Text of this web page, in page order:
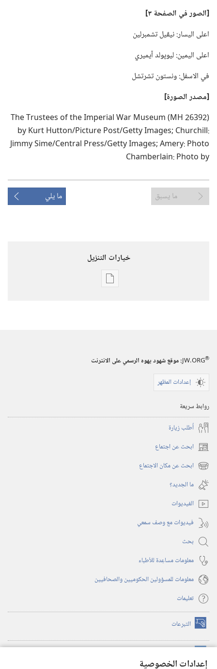
إعدادات الخصوصية
‏[الصور في الصفحة ٣]‏
اعلى اليسار:‏ نيڤيل تشمبرلين
اعلى اليمين:‏ ليوپولد آيميري
في الاسفل:‏ ونستون تشرتشل
‏[مصدر الصورة]‏
ما يسبق ما يلي
خيارات التنزيل
خيارات
الدراسية)‏
‎٢٠٠٤
JW.ORG®
:‏ موقع شهود يهوه الرسمي على الانترنت
إعدادات المظهر
روابط سريعة
أُطلب زيارة
ابحث عن اجتماع (يفتح
نافذة ابحث عن مكان الاجتماع (يفتح
نافذة
جديدة)
ما الجديد؟‏
الفيديوات
فيديوات مع وصف سمعي
بحث
معلومات مساعِدة للأطباء
معلومات للمسؤولين الحكوميين والصحافيين
تعليمات
التبرعات (يفتح
نافذة
(يفتح